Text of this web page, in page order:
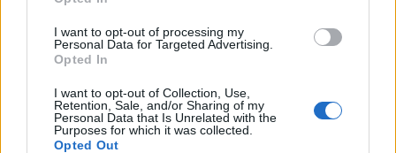
I want to opt-out of processing my
Personal Data for Targeted Advertising.
Opted In
I want to opt-out of Collection, Use,
Retention, Sale, and/or Sharing of my
Personal Data that Is Unrelated with the
Purposes for which it was collected.
Opted Out